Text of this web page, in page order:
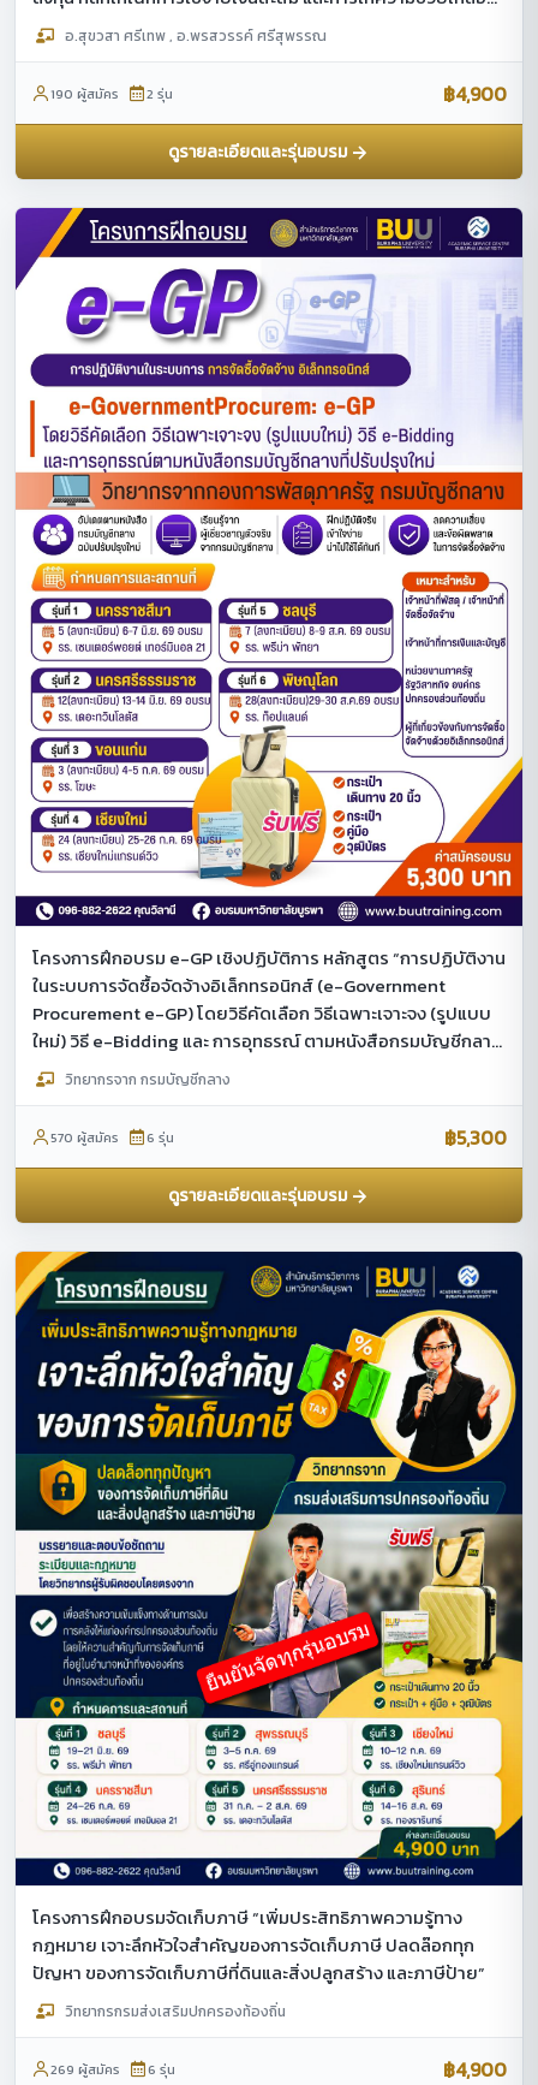
ประชาชนในกรณีฉุกเฉินได้ทันท่วงทีและเกิดประสิทธิภาพ
อ.สุขวสา ศรีเทพ , อ.พรสวรรค์ ศรีสุพรรณ
190 ผู้สมัคร 2 รุ่น ฿4,900
ดูรายละเอียดและรุ่นอบรม
โครงการฝึกอบรม e-GP เชิงปฏิบัติการ หลักสูตร “การปฏิบัติงาน
ในระบบการจัดซื้อจัดจ้างอิเล็กทรอนิกส์ (e-Government
Procurement e-GP) โดยวิธีคัดเลือก วิธีเฉพาะเจาะจง (รูปแบบ
ใหม่) วิธี e-Bidding และ การอุทธรณ์ ตามหนังสือกรมบัญชีกลาง
ที่ปรับปรุงใหม่ ”
วิทยากรจาก กรมบัญชีกลาง
570 ผู้สมัคร 6 รุ่น ฿5,300
ดูรายละเอียดและรุ่นอบรม
โครงการฝึกอบรมจัดเก็บภาษี “เพิ่มประสิทธิภาพความรู้ทาง
กฎหมาย เจาะลึกหัวใจสำคัญของการจัดเก็บภาษี ปลดล๊อกทุก
ปัญหา ของการจัดเก็บภาษีที่ดินและสิ่งปลูกสร้าง และภาษีป้าย”
วิทยากรกรมส่งเสริมปกครองท้องถิ่น
269 ผู้สมัคร 6 รุ่น ฿4,900